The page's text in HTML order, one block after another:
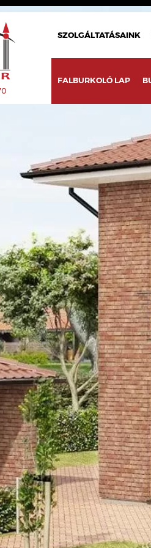
SZOLGÁLTATÁSAINK
FALBURKOLÓ LAP
Glanzstück No4 rövid SO
Ströher 95065-031
Glanzstück
enyhén átmenetes színű, kissé
pasztellszínű anyag